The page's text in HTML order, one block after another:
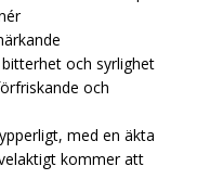
och syrlighet
och
med en äkta
kommer att